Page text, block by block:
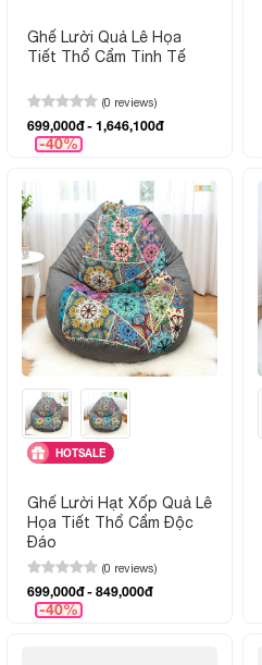
Ghế Lười Quả Lê Họa
Tiết Thổ Cẩm Tinh Tế
(0 reviews)
699,000đ - 1,646,100đ
-40%
HOTSALE
Ghế Lười Hạt Xốp Quả Lê
Họa Tiết Thổ Cẩm Độc
Đáo
(0 reviews)
699,000đ - 849,000đ
-40%